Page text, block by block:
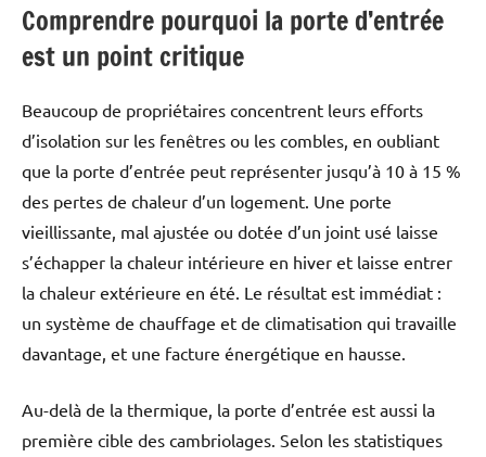
Comprendre pourquoi la porte d’entrée
est un point critique
Beaucoup de propriétaires concentrent leurs efforts
d’isolation sur les fenêtres ou les combles, en oubliant
que la porte d’entrée peut représenter jusqu’à 10 à 15 %
des pertes de chaleur d’un logement. Une porte
vieillissante, mal ajustée ou dotée d’un joint usé laisse
s’échapper la chaleur intérieure en hiver et laisse entrer
la chaleur extérieure en été. Le résultat est immédiat :
un système de chauffage et de climatisation qui travaille
davantage, et une facture énergétique en hausse.
Au-delà de la thermique, la porte d’entrée est aussi la
première cible des cambriolages. Selon les statistiques